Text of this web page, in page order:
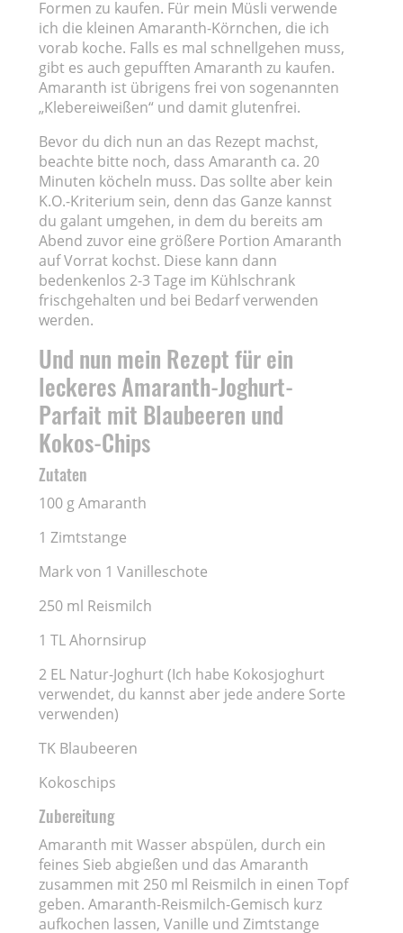
Formen zu kaufen. Für mein Müsli verwende
ich die kleinen Amaranth-Körnchen, die ich
vorab koche. Falls es mal schnellgehen muss,
gibt es auch gepufften Amaranth zu kaufen.
Amaranth ist übrigens frei von sogenannten
„Klebereiweißen“ und damit glutenfrei.
Bevor du dich nun an das Rezept machst,
beachte bitte noch, dass Amaranth ca. 20
Minuten köcheln muss. Das sollte aber kein
K.O.-Kriterium sein, denn das Ganze kannst
du galant umgehen, in dem du bereits am
Abend zuvor eine größere Portion Amaranth
auf Vorrat kochst. Diese kann dann
bedenkenlos 2-3 Tage im Kühlschrank
frischgehalten und bei Bedarf verwenden
werden.
Und nun mein Rezept für ein
leckeres Amaranth-Joghurt-
Parfait mit Blaubeeren und
Kokos-Chips
Zutaten
100 g Amaranth
1 Zimtstange
Mark von 1 Vanilleschote
250 ml Reismilch
1 TL Ahornsirup
2 EL Natur-Joghurt (Ich habe Kokosjoghurt
verwendet, du kannst aber jede andere Sorte
verwenden)
TK Blaubeeren
Kokoschips
Zubereitung
Amaranth mit Wasser abspülen, durch ein
feines Sieb abgießen und das Amaranth
zusammen mit 250 ml Reismilch in einen Topf
geben. Amaranth-Reismilch-Gemisch kurz
aufkochen lassen, Vanille und Zimtstange